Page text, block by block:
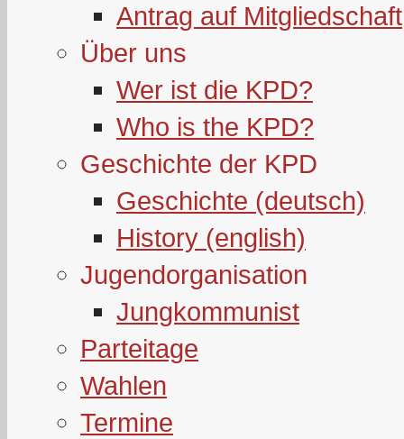
Antrag auf Mitgliedschaft
Über uns
Wer ist die KPD?
Who is the KPD?
Geschichte der KPD
Geschichte (deutsch)
History (english)
Jugendorganisation
Jungkommunist
Parteitage
Wahlen
Termine